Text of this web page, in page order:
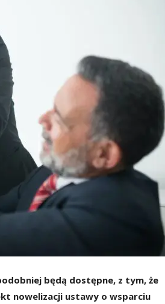
będą dostępne, z tym, że
nowelizacji ustawy o wsparciu